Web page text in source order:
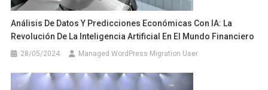
Análisis De Datos Y Predicciones Económicas Con IA: La
Revolución De La Inteligencia Artificial En El Mundo Financiero
28/05/2024 Managed WordPress Migration User